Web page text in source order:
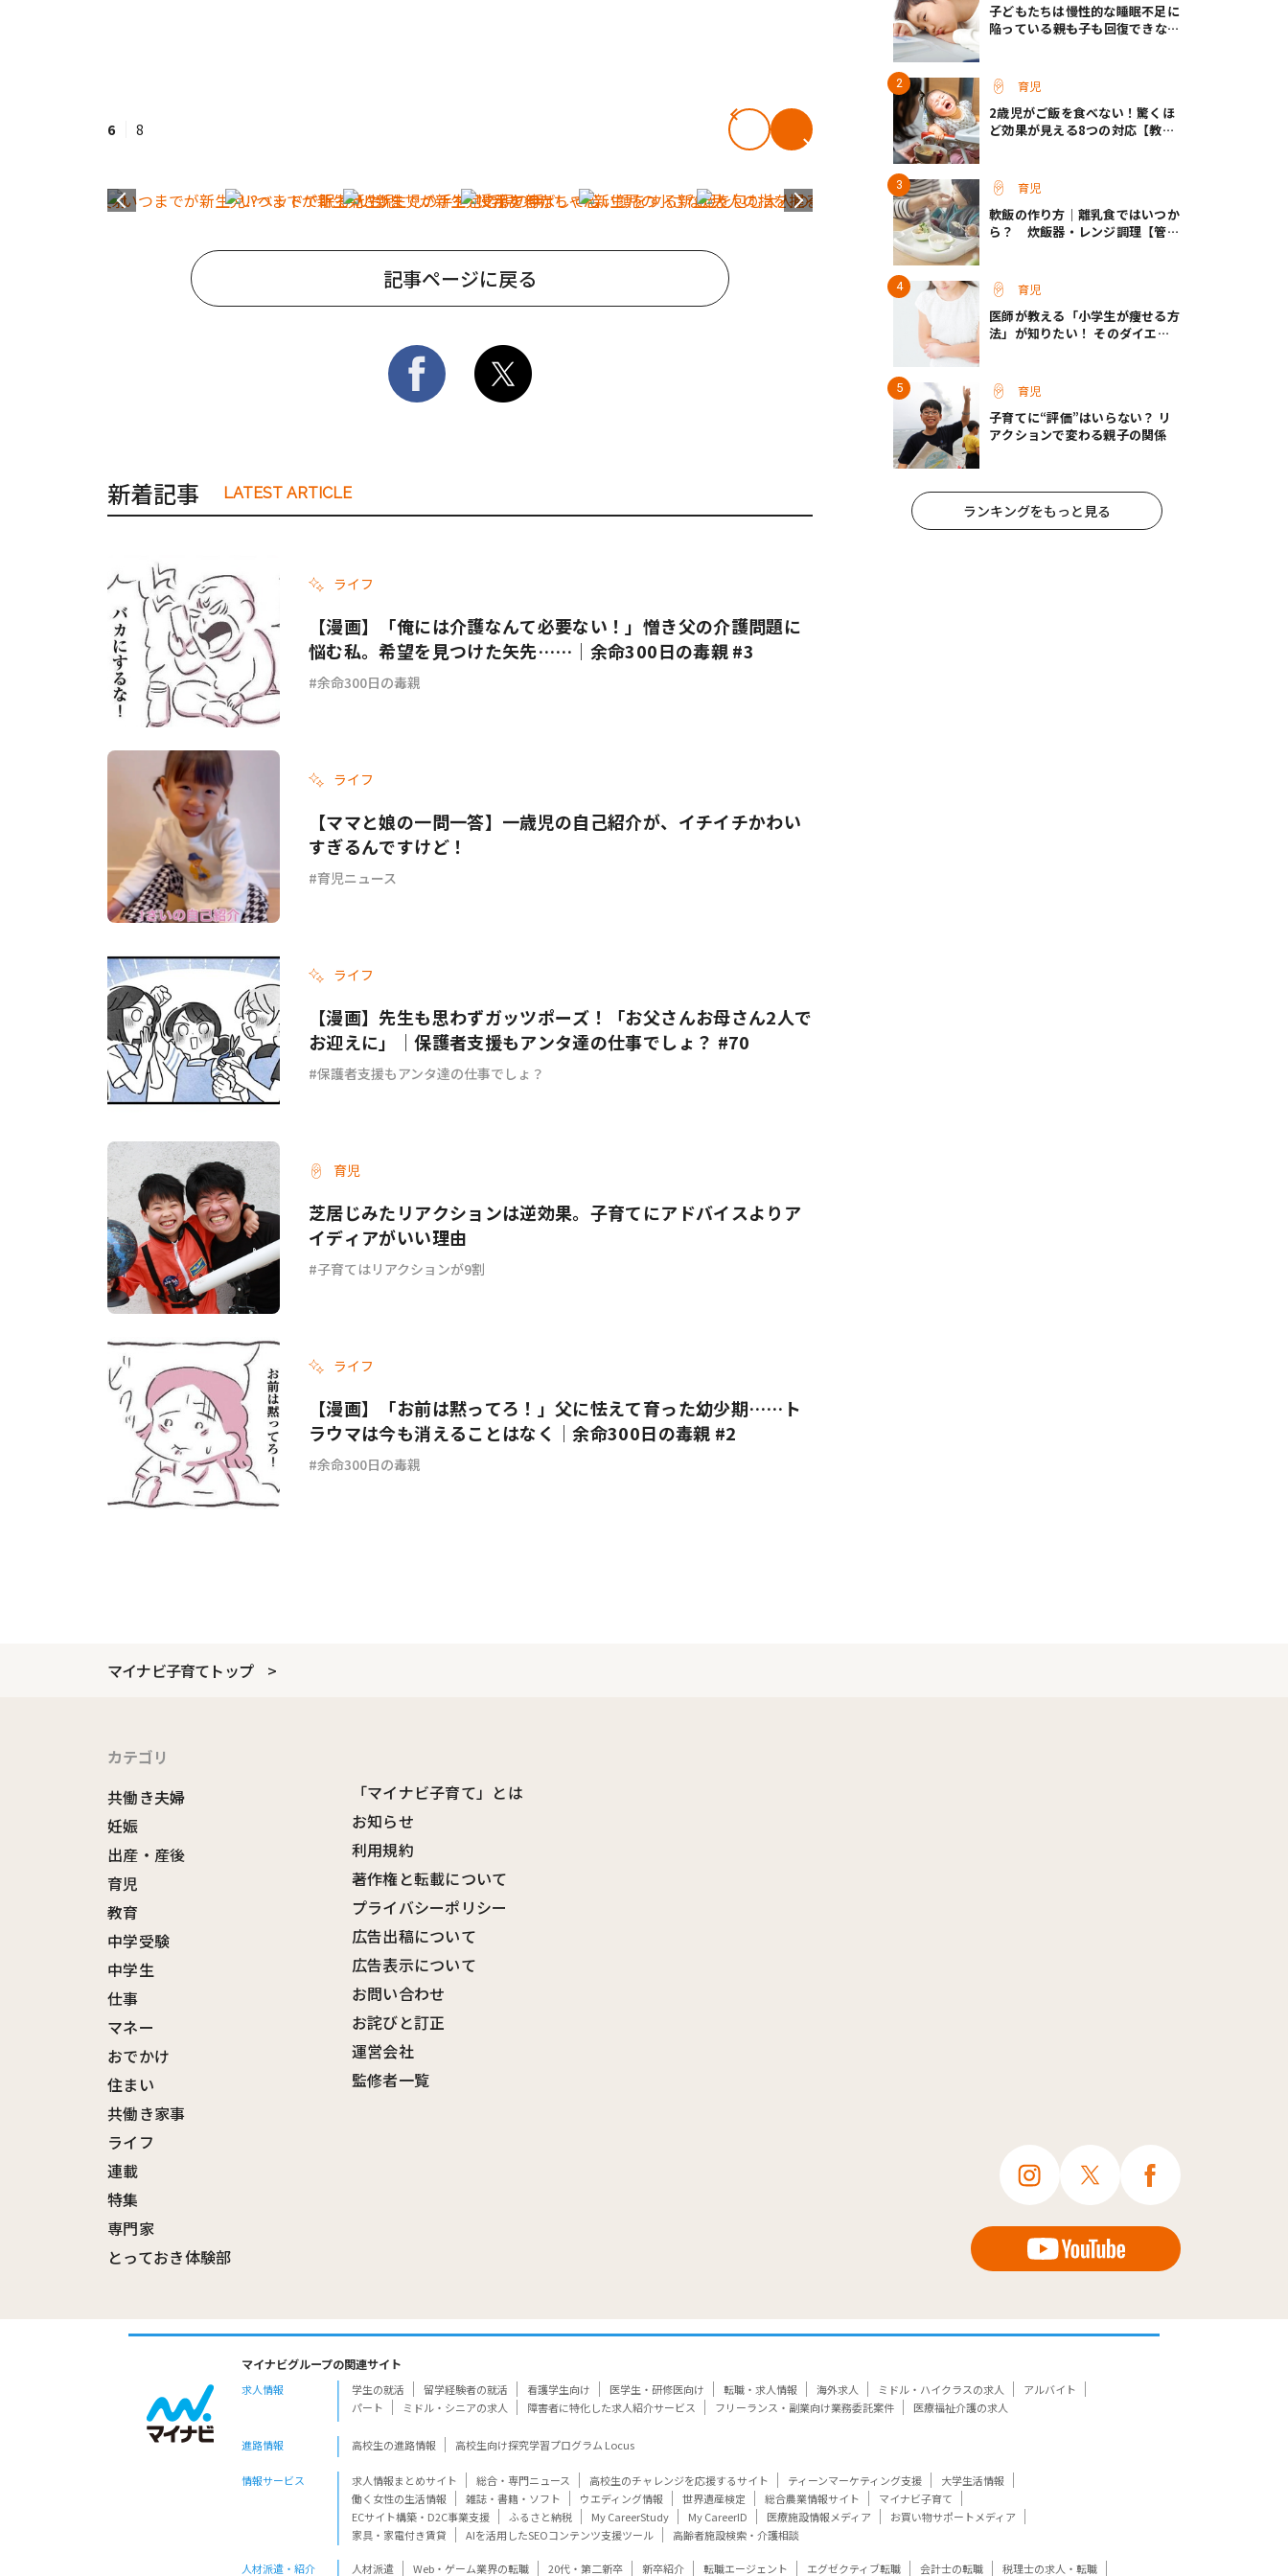
6 8
記事ページに戻る
新着記事 LATEST ARTICLE
ライフ
【漫画】「俺には介護なんて必要ない！」憎き父の介護問題に
悩む私。希望を見つけた矢先……｜余命300日の毒親 #3
余命300日の毒親
ライフ
【ママと娘の一問一答】一歳児の自己紹介が、イチイチかわい
すぎるんですけど！
育児ニュース
ライフ
【漫画】先生も思わずガッツポーズ！「お父さんお母さん2人で
お迎えに」｜保護者支援もアンタ達の仕事でしょ？ #70
保護者支援もアンタ達の仕事でしょ？
育児
芝居じみたリアクションは逆効果。子育てにアドバイスよりア
イディアがいい理由
子育てはリアクションが9割
ライフ
【漫画】「お前は黙ってろ！」父に怯えて育った幼少期……ト
ラウマは今も消えることはなく｜余命300日の毒親 #2
余命300日の毒親
子どもたちは慢性的な睡眠不足に
陥っている――親も子も回復できない
育児
2歳児がご飯を食べない！驚くほ
ど効果が見える8つの対応【教え
育児
軟飯の作り方｜離乳食ではいつか
ら？ 炊飯器・レンジ調理【管理
育児
医師が教える「小学生が痩せる方
法」が知りたい！ そのダイエッ
育児
子育てに“評価”はいらない？ リ
アクションで変わる親子の関係
ランキングをもっと見る
マイナビ子育てトップ
カテゴリ
共働き夫婦
妊娠
出産・産後
育児
教育
中学受験
中学生
仕事
マネー
おでかけ
住まい
共働き家事
ライフ
連載
特集
専門家
とっておき体験部
「マイナビ子育て」とは
お知らせ
利用規約
著作権と転載について
プライバシーポリシー
広告出稿について
広告表示について
お問い合わせ
お詫びと訂正
運営会社
監修者一覧
マイナビグループの関連サイト
求人情報 学生の就活 留学経験者の就活 看護学生向け 医学生・研修医向け 転職・求人情報 海外求人 ミドル・ハイクラスの求人
アルバイト
パート
ミドル・シニアの求人 障害者に特化した求人紹介サービス フリーランス・副業向け業務委託案件 医療福祉介護の求人
進路情報 高校生の進路情報 高校生向け探究学習プログラム Locus
情報サービス 求人情報まとめサイト 総合・専門ニュース 高校生のチャレンジを応援するサイト ティーンマーケティング支援
大学生活情報
働く女性の生活情報
雑誌・書籍・ソフト ウエディング情報 世界遺産検定 総合農業情報サイト
マイナビ子育て
ECサイト構築・D2C事業支援
ふるさと納税 My CareerStudy My CareerID 医療施設情報メディア
お買い物サポートメディア
家具・家電付き賃貸
AIを活用したSEOコンテンツ支援ツール 高齢者施設検索・介護相談
人材派遣・紹介 人材派遣 Web・ゲーム業界の転職 20代・第二新卒 新卒紹介 転職エージェント エグゼクティブ転職 会計士の転職 税理士の求人・転職